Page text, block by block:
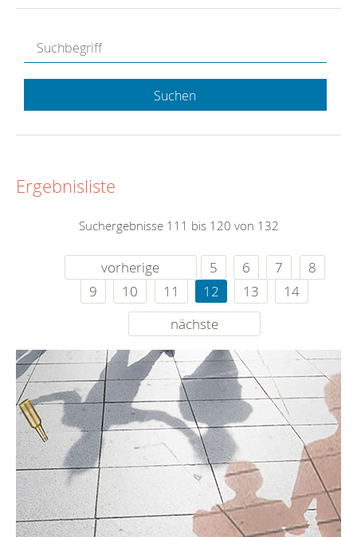
Suchen
Ergebnisliste
Suchergebnisse 111 bis 120 von 132
vorherige 5 6 7
8
9
10 11 12 13
14
nächste